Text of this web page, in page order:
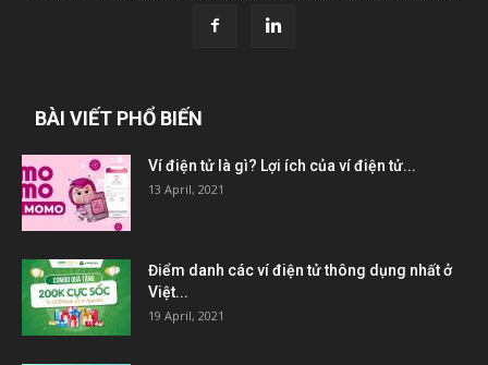
BÀI VIẾT PHỔ BIẾN
Ví điện tử là gì? Lợi ích của ví điện tử...
13 April, 2021
Điểm danh các ví điện tử thông dụng nhất ở
Việt...
19 April, 2021